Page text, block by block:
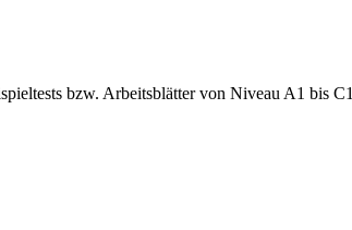
bzw. Arbeitsblätter von Niveau A1 bis